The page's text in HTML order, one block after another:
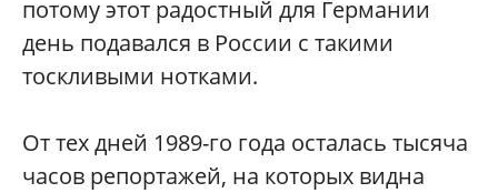
потому этот радостный для Германии
день подавался в России с такими
тоскливыми нотками.
От тех дней 1989-го года осталась тысяча
часов репортажей, на которых видна